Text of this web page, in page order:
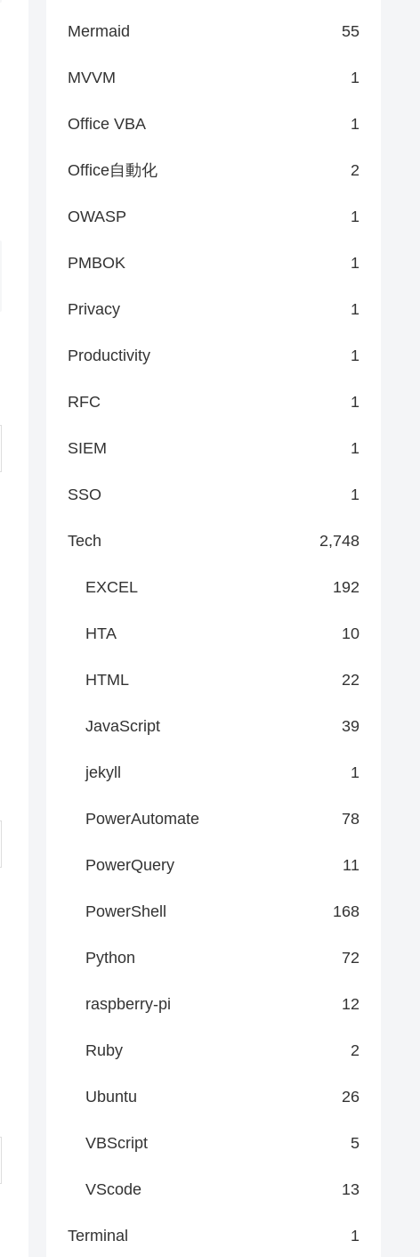
Mermaid 55
MVVM 1
Office VBA 1
Office自動化 2
OWASP 1
PMBOK 1
Privacy 1
Productivity 1
RFC 1
SIEM 1
SSO 1
Tech 2,748
EXCEL 192
HTA 10
HTML 22
JavaScript 39
jekyll 1
PowerAutomate 78
PowerQuery 11
PowerShell 168
Python 72
raspberry-pi 12
Ruby 2
Ubuntu 26
VBScript 5
VScode 13
Terminal 1